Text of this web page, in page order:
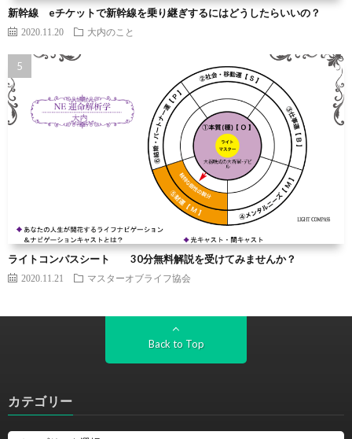
新幹線 eチケットで新幹線を乗り継ぎするにはどうしたらいいの？
2020.11.20 大内のこと
ライトコンパスシート 30分無料解説を受けてみませんか？
2020.11.21 マスターオブライフ協会
Back to Top
カテゴリー